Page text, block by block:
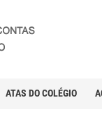
ATAS DO COLÉGIO